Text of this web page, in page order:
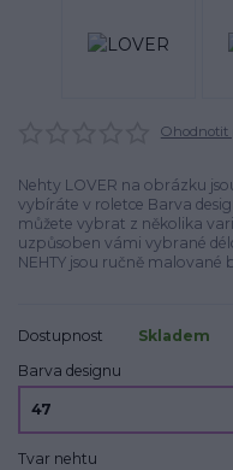
Ohodnotit
Nehty LOVER na obrázku
vybíráte v roletce Barva
můžete vybrat z několika
uzpůsoben vámi vybrané
NEHTY jsou ručně malované
Dostupnost
Skladem
Barva designu
Tvar nehtu